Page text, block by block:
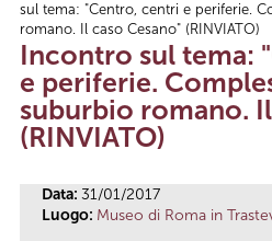
Tu sei qui
sul tema: "Centro, centri e periferie.
romano. Il caso Cesano" (RINVIATO)
Incontro sul tema:
e periferie.
suburbio romano.
(RINVIATO)
Data: 31/01/2017
Luogo: Museo di Roma in